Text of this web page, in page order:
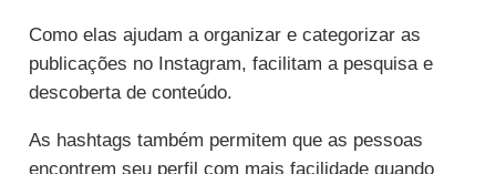
Como elas ajudam a organizar e categorizar as
publicações no Instagram, facilitam a pesquisa e
descoberta de conteúdo.
As hashtags também permitem que as pessoas
encontrem seu perfil com mais facilidade quando